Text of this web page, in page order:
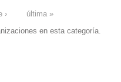
›
última »
en esta categoría.